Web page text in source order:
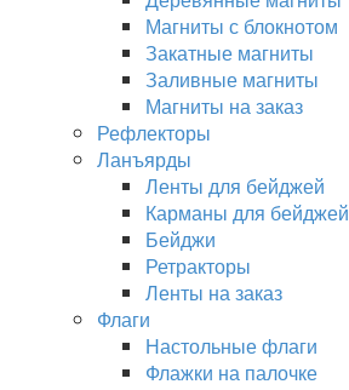
Магниты с блокнотом
Закатные магниты
Заливные магниты
Магниты на заказ
Рефлекторы
Ланъярды
Ленты для бейджей
Карманы для бейджей
Бейджи
Ретракторы
Ленты на заказ
Флаги
Настольные флаги
Флажки на палочке